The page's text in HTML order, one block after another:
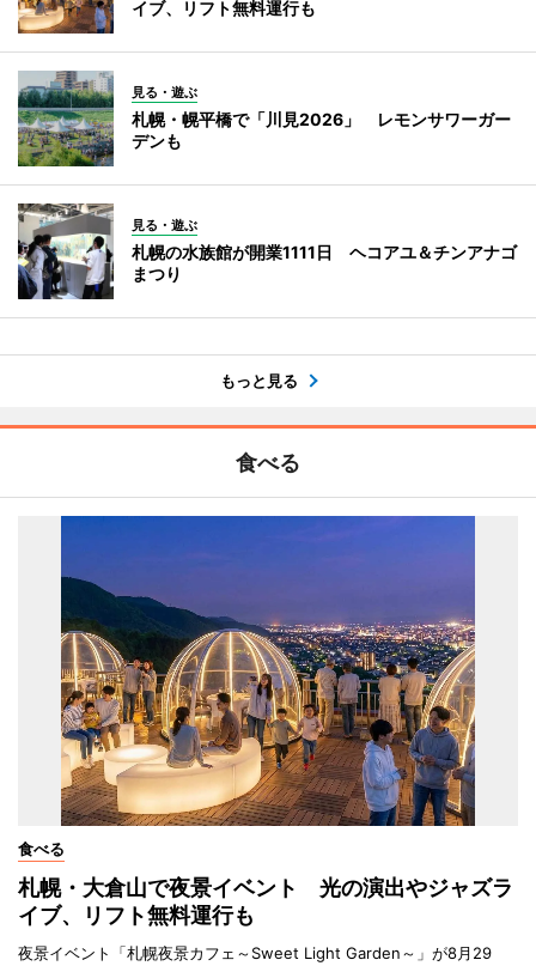
イブ、リフト無料運行も
見る・遊ぶ
札幌・幌平橋で「川見2026」 レモンサワーガー
デンも
見る・遊ぶ
札幌の水族館が開業1111日 ヘコアユ＆チンアナゴ
まつり
もっと見る
食べる
食べる
札幌・大倉山で夜景イベント 光の演出やジャズラ
イブ、リフト無料運行も
夜景イベント「札幌夜景カフェ～Sweet Light Garden～」が8月29